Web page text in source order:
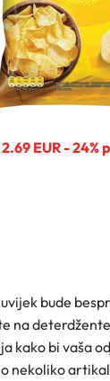
2.69 EUR - 24%
bude
na
kako bi vaša
nekoliko